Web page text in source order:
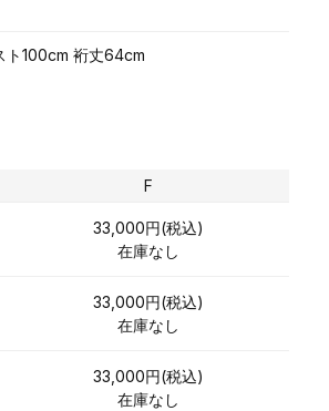
100cm 裄丈64cm
F
33,000円(税込)
在庫なし
33,000円(税込)
在庫なし
33,000円(税込)
在庫なし